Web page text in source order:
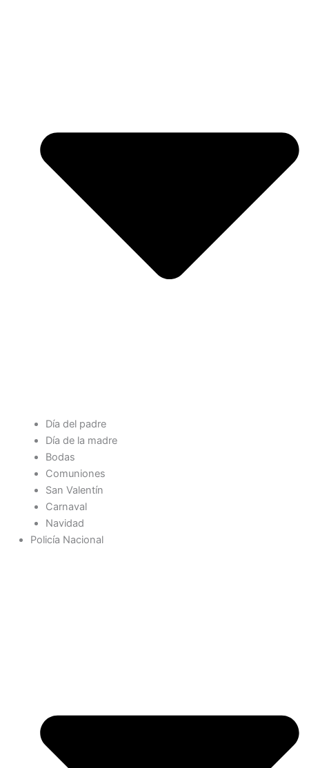
Día del padre
Día de la madre
Bodas
Comuniones
San Valentín
Carnaval
Navidad
Policía Nacional